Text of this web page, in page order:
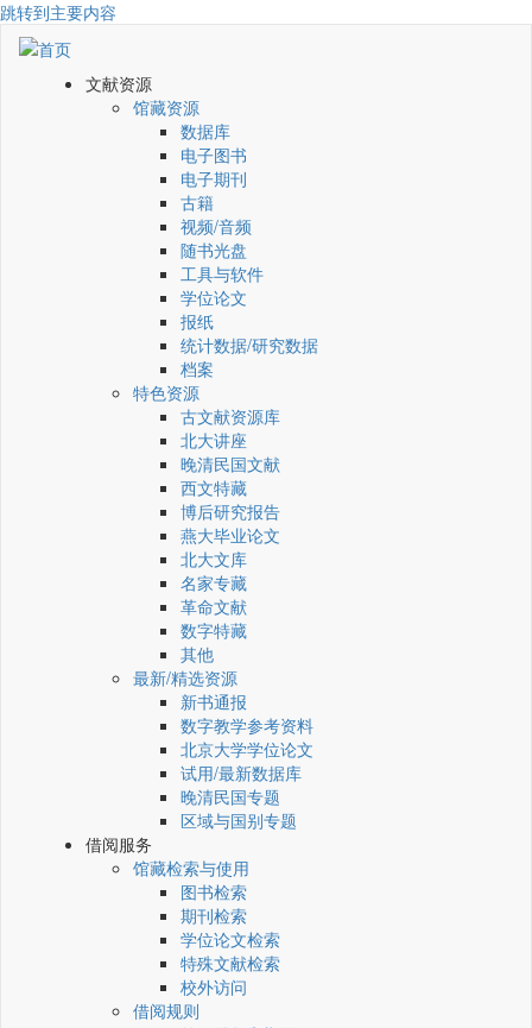
跳转到主要内容
文献资源
馆藏资源
数据库
电子图书
电子期刊
古籍
视频/音频
随书光盘
工具与软件
学位论文
报纸
统计数据/研究数据
档案
特色资源
古文献资源库
北大讲座
晚清民国文献
西文特藏
博后研究报告
燕大毕业论文
北大文库
名家专藏
革命文献
数字特藏
其他
最新/精选资源
新书通报
数字教学参考资料
北京大学学位论文
试用/最新数据库
晚清民国专题
区域与国别专题
借阅服务
馆藏检索与使用
图书检索
期刊检索
学位论文检索
特殊文献检索
校外访问
借阅规则